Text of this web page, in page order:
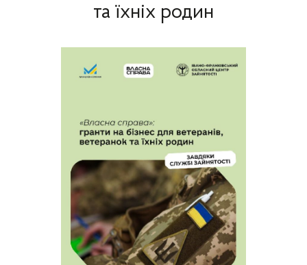
та їхніх родин